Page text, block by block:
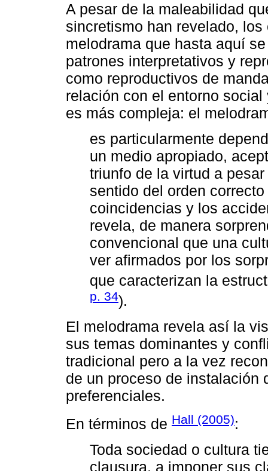
A pesar de la maleabilidad
sincretismo han revelado,
melodrama que hasta aquí
patrones interpretativos y
como reproductivos de
relación con el entorno
es más compleja: el
es particularmente
un medio apropiado,
triunfo de la virtud a
sentido del orden
coincidencias y los
revela, de manera
convencional que una
ver afirmados por los
que caracterizan la
p. 34).
El melodrama revela así la
sus temas dominantes y
tradicional pero a la vez
de un proceso de instalación
preferenciales.
En términos de Hall (2005):
Toda sociedad o cultura
clausura, a imponer sus